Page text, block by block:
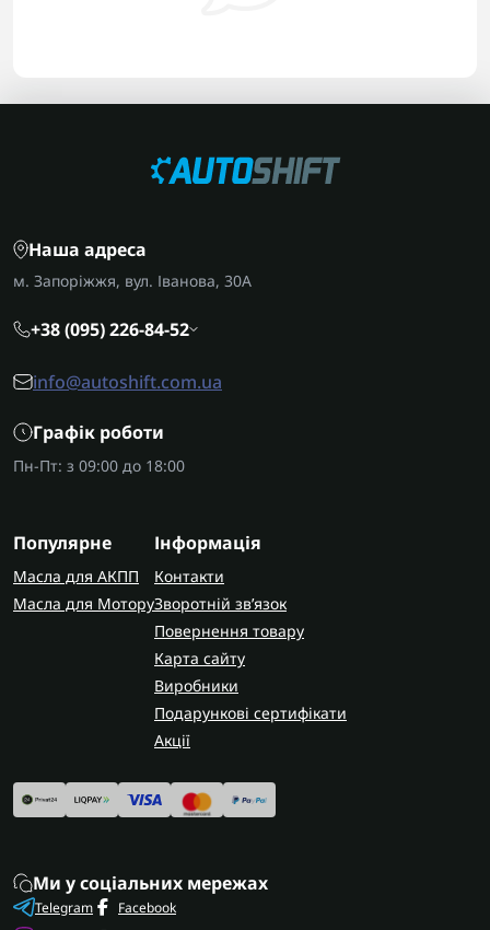
Наша адреса
м. Запоріжжя, вул. Іванова, 30А
+38 (095) 226-84-52
info@autoshift.com.ua
Графік роботи
Пн-Пт: з 09:00 до 18:00
Популярне
Масла для АКПП
Масла для Мотору
Інформація
Контакти
Зворотній зв’язок
Повернення товару
Карта сайту
Виробники
Подарункові сертифікати
Акції
Ми у соціальних мережах
Telegram
Facebook